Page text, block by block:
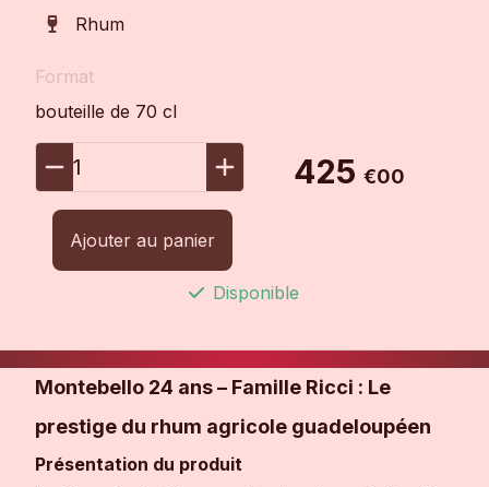
Rhum
Format
bouteille de 70 cl
1 425 €00
Ajouter au panier
Disponible
Montebello 24 ans – Famille Ricci : Le
prestige du rhum agricole guadeloupéen
Présentation du produit